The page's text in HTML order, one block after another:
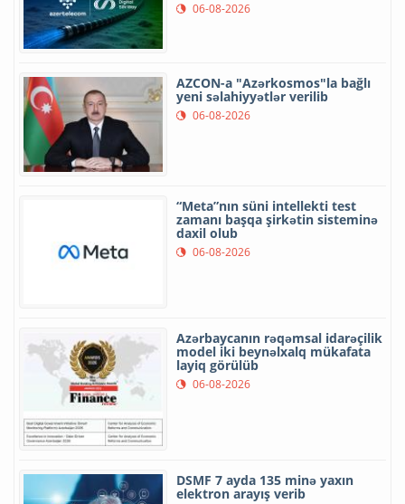
06-08-2026
AZCON-a "Azərkosmos"la bağlı
yeni səlahiyyətlər verilib
06-08-2026
“Meta”nın süni intellekti test
zamanı başqa şirkətin sisteminə
daxil olub
06-08-2026
Azərbaycanın rəqəmsal idarəçilik
model iki beynəlxalq mükafata
layiq görülüb
06-08-2026
DSMF 7 ayda 135 minə yaxın
elektron arayış verib